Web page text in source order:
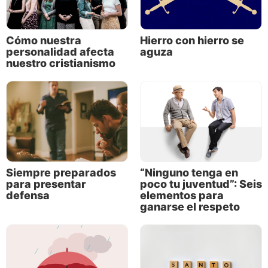
modo de pedir una exención ni de irse a casa y
desobedecer en silencio; era la clase de edicto que se
obedecía o se desafiaba abiertamente.
unísono, los únicos que permanecieron de pie fueron
los amigos de Daniel. Era imposible no verlos: un
mar de cuerpos inclinados con las frentes en el suelo
y tres hombres erguidos. Fue un simple pero firme
“No”.
Cómo nuestra
personalidad afecta
nuestro cristianismo
Hierro con hierro se
aguza
Siempre preparados
para presentar
defensa
“Ninguno tenga en
poco tu juventud”: Seis
elementos para
ganarse el respeto